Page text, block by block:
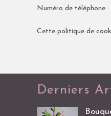
Numéro de téléphone :
Cette politique de
Derniers